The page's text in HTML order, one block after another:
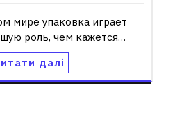
мире упаковка играет
роль, чем кажется…
далі